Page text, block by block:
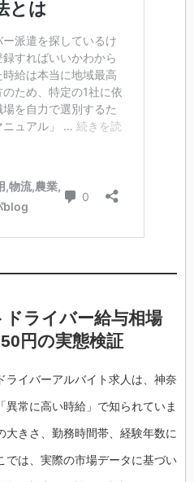
ライバー給与相場
円の実態検証
ライバーアルバイト求人は、神奈
異常に高い時給」で知られていま
大きさ、勤務時間帯、経験年数に
では、実際の市場データに基づい